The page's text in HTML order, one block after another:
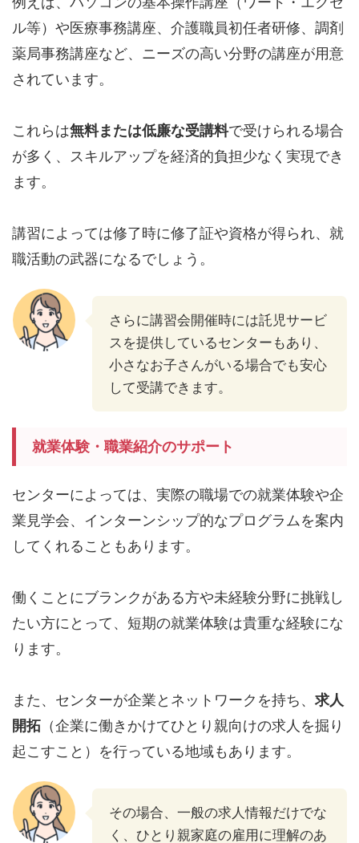
ル等）や医療事務講座、介護職員初任者研修、調剤
薬局事務講座など、ニーズの高い分野の講座が用意
されています。
これらは無料または低廉な受講料で受けられる場合
が多く、スキルアップを経済的負担少なく実現でき
ます。
講習によっては修了時に修了証や資格が得られ、就
職活動の武器になるでしょう。
さらに講習会開催時には託児サービ
スを提供しているセンターもあり、
小さなお子さんがいる場合でも安心
して受講できます。
就業体験・職業紹介のサポート
センターによっては、実際の職場での就業体験や企
業見学会、インターンシップ的なプログラムを案内
してくれることもあります。
働くことにブランクがある方や未経験分野に挑戦し
たい方にとって、短期の就業体験は貴重な経験にな
ります。
また、センターが企業とネットワークを持ち、 求人
開拓 （企業に働きかけてひとり親向けの求人を掘り
起こすこと）を行っている地域もあります。
その場合、一般の求人情報だけでな
く、ひとり親家庭の雇用に理解のあ